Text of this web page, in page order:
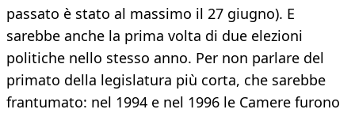
passato è stato al massimo il 27 giugno). E
sarebbe anche la prima volta di due elezioni
politiche nello stesso anno. Per non parlare del
primato della legislatura più corta, che sarebbe
frantumato: nel 1994 e nel 1996 le Camere furono